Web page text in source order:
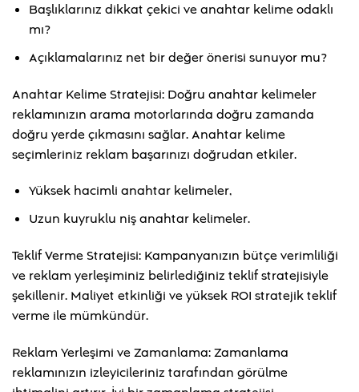
Başlıklarınız dikkat çekici ve anahtar kelime odaklı
mı?
Açıklamalarınız net bir değer önerisi sunuyor mu?
Anahtar Kelime Stratejisi: Doğru anahtar kelimeler
reklamınızın arama motorlarında doğru zamanda
doğru yerde çıkmasını sağlar. Anahtar kelime
seçimleriniz reklam başarınızı doğrudan etkiler.
Yüksek hacimli anahtar kelimeler,
Uzun kuyruklu niş anahtar kelimeler.
Teklif Verme Stratejisi: Kampanyanızın bütçe verimliliği
ve reklam yerleşiminiz belirlediğiniz teklif stratejisiyle
şekillenir. Maliyet etkinliği ve yüksek ROI stratejik teklif
verme ile mümkündür.
Reklam Yerleşimi ve Zamanlama: Zamanlama
reklamınızın izleyicileriniz tarafından görülme